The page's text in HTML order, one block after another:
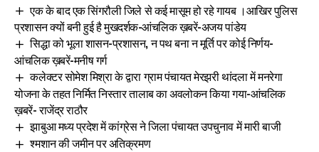
एक के बाद एक सिंगरौली जिले से कई मासूम हो रहे गायब ।आखिर पुलिस
प्रशासन क्यों बनी हुई है मुखदर्शक-आंचलिक ख़बरें-अजय पांडेय
सिद्धा को भूला शासन-प्रशासन, न पथ बना न मूर्ति पर कोई निर्णय-
आंचलिक ख़बरें-मनीष गर्ग
कलेक्टर सोमेश मिश्रा के द्वारा ग्राम पंचायत मेरझरी थांदला में मनरेगा
योजना के तहत निर्मित निस्तार तालाब का अवलोकन किया गया-आंचलिक
ख़बरें- राजेंद्र राठौर
झाबुआ मध्य प्रदेश में कांग्रेस ने जिला पंचायत उपचुनाव में मारी बाजी
श्मशान की जमीन पर अतिक्रमण